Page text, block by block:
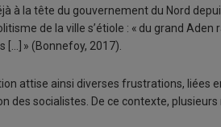
à la tête du gouvernement du Nord
de la ville s’étiole : « du grand
[…] » (Bonnefoy, 2017).
attise ainsi diverses frustrations, liées
des socialistes. De ce contexte,